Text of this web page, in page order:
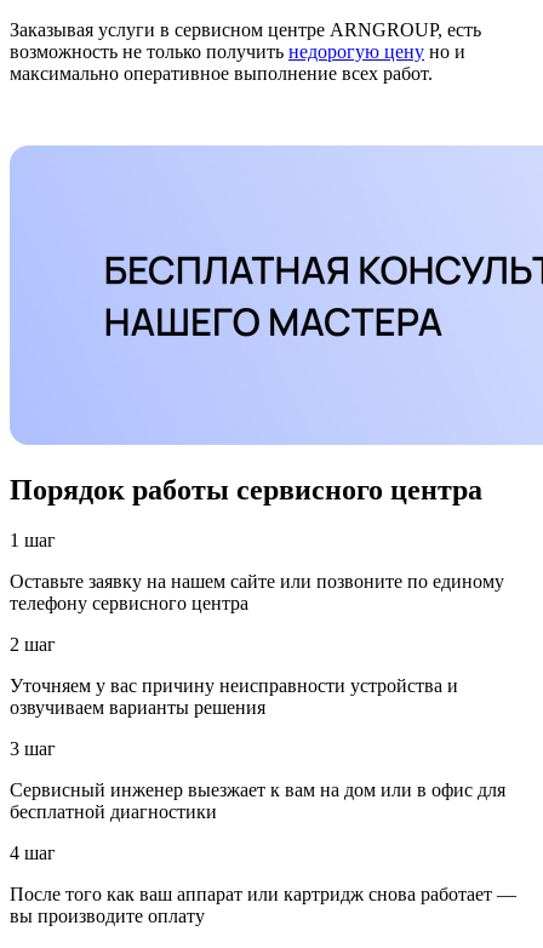
Заказывая услуги в сервисном центре ARNGROUP, есть
возможность не только получить недорогую цену но и
максимально оперативное выполнение всех работ.
Порядок работы сервисного центра
1 шаг
Оставьте заявку на нашем сайте или позвоните по единому
телефону сервисного центра
2 шаг
Уточняем у вас причину неисправности устройства и
озвучиваем варианты решения
3 шаг
Сервисный инженер выезжает к вам на дом или в офис для
бесплатной диагностики
4 шаг
После того как ваш аппарат или картридж снова работает —
вы производите оплату